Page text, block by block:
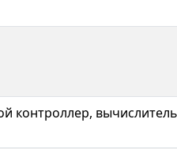
контроллер,